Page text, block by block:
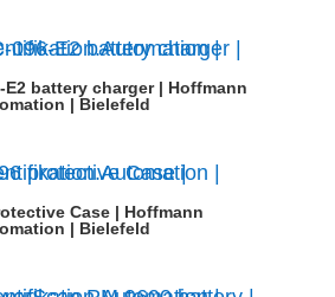
E2 battery charger | Hoffmann
| Bielefeld
Case | Hoffmann
| Bielefeld